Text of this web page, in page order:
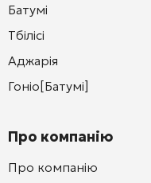
Батумі
Тбілісі
Аджарія
Гоніо[Батумі]
Про компанію
Про компанію